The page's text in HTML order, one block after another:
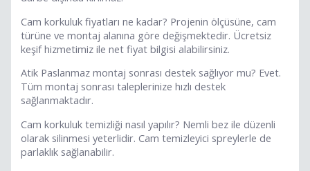
Cam korkuluk fiyatları ne kadar? Projenin ölçüsüne, cam
türüne ve montaj alanına göre değişmektedir. Ücretsiz
keşif hizmetimiz ile net fiyat bilgisi alabilirsiniz.
Atik Paslanmaz montaj sonrası destek sağlıyor mu? Evet.
Tüm montaj sonrası taleplerinize hızlı destek
sağlanmaktadır.
Cam korkuluk temizliği nasıl yapılır? Nemli bez ile düzenli
olarak silinmesi yeterlidir. Cam temizleyici spreylerle de
parlaklık sağlanabilir.